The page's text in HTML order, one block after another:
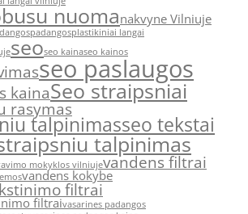
nuomanakvyne Vilniuje
padangosplastikiniai langai
seoseo kainaseo kainos
seo paslaugos
kainaSeo straipsniai
rasymas
talpinimasseo tekstai
talpinimas
mokyklos vilniujevandens filtrai
vandens kokybe
filtrai
filtraivasarines padangos